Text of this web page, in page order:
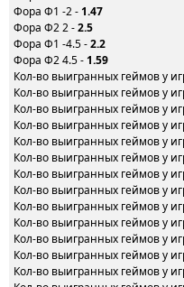
Фора Ф1 -2 - 1.47
Фора Ф2 2 -2.5
Фора Ф1 -4.5 -2.2
Фора Ф2 4.5 - 1.59
Кол-во выигранных геймов у
Кол-во выигранных геймов у
Кол-во выигранных геймов у
Кол-во выигранных геймов у
Кол-во выигранных геймов у
Кол-во выигранных геймов у
Кол-во выигранных геймов у
Кол-во выигранных геймов у
Кол-во выигранных геймов у
Кол-во выигранных геймов у
Кол-во выигранных геймов у
Кол-во выигранных геймов у
Кол-во выигранных геймов у